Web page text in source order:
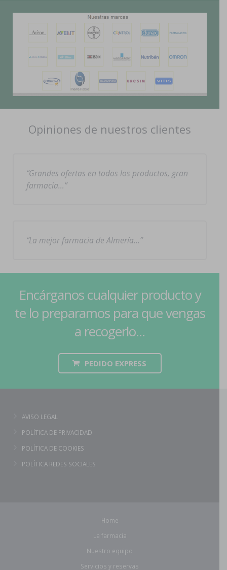
Opiniones de nuestros clientes
Grandes ofertas en todos los productos, gran
farmacia…
La mejor farmacia de Almería…
Encárganos cualquier producto y
te lo preparamos para que vengas
a recogerlo...
PEDIDO EXPRESS
AVISO LEGAL
POLÍTICA DE PRIVACIDAD
POLÍTICA DE COOKIES
POLÍTICA REDES SOCIALES
Home
La farmacia
Nuestro equipo
Servicios y reservas